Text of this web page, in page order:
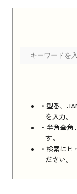
・型番、
を入力。
・半角全
す。
・検索に
ださい。
Apple
ちら
iPhone
iPhone
ら
iPad 11
はこち